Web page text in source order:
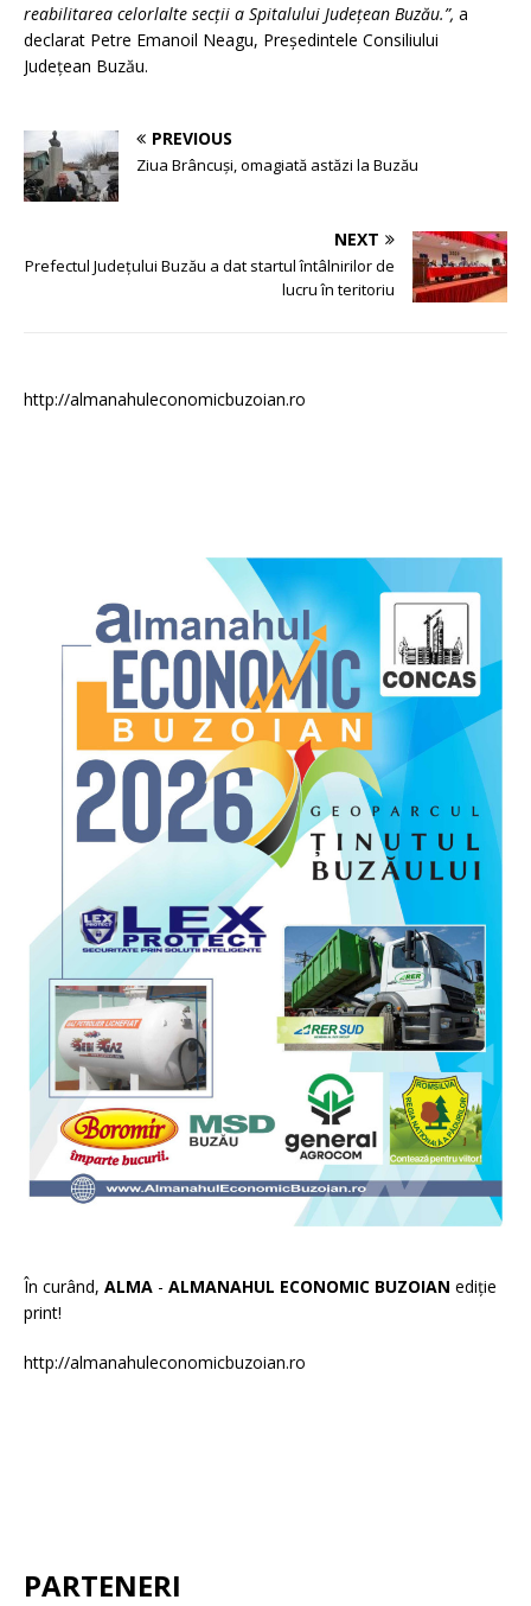
reabilitarea celorlalte secții a Spitalului Județean Buzău.”, a
declarat Petre Emanoil Neagu, Președintele Consiliului
Județean Buzău.
PREVIOUS
Ziua Brâncuși, omagiată astăzi la Buzău
NEXT
Prefectul Județului Buzău a dat startul întâlnirilor de
lucru în teritoriu
http://almanahuleconomicbuzoian.ro
În curând, ALMA - ALMANAHUL ECONOMIC BUZOIAN ediție
print!
http://almanahuleconomicbuzoian.ro
PARTENERI